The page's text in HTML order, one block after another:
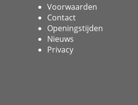
Voorwaarden
Contact
Openingstijden
Nieuws
Privacy